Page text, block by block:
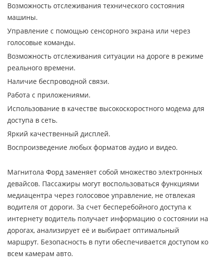
Возможность отслеживания технического состояния
машины.
Управление с помощью сенсорного экрана или через
голосовые команды.
Возможность отслеживания ситуации на дороге в режиме
реального времени.
Наличие беспроводной связи.
Работа с приложениями.
Использование в качестве высокоскоростного модема для
доступа в сеть.
Яркий качественный дисплей.
Воспроизведение любых форматов аудио и видео.
Магнитола Форд заменяет собой множество электронных
девайсов. Пассажиры могут воспользоваться функциями
медиацентра через голосовое управление, не отвлекая
водителя от дороги. За счет бесперебойного доступа к
интернету водитель получает информацию о состоянии на
дорогах, анализирует её и выбирает оптимальный
маршрут. Безопасность в пути обеспечивается доступом ко
всем камерам авто.